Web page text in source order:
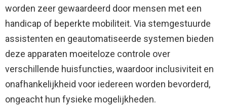
worden zeer gewaardeerd door mensen met een
handicap of beperkte mobiliteit. Via stemgestuurde
assistenten en geautomatiseerde systemen bieden
deze apparaten moeiteloze controle over
verschillende huisfuncties, waardoor inclusiviteit en
onafhankelijkheid voor iedereen worden bevorderd,
ongeacht hun fysieke mogelijkheden.